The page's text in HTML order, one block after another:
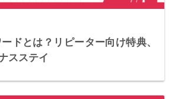
ドとは？リピーター向け特典、
スステイ